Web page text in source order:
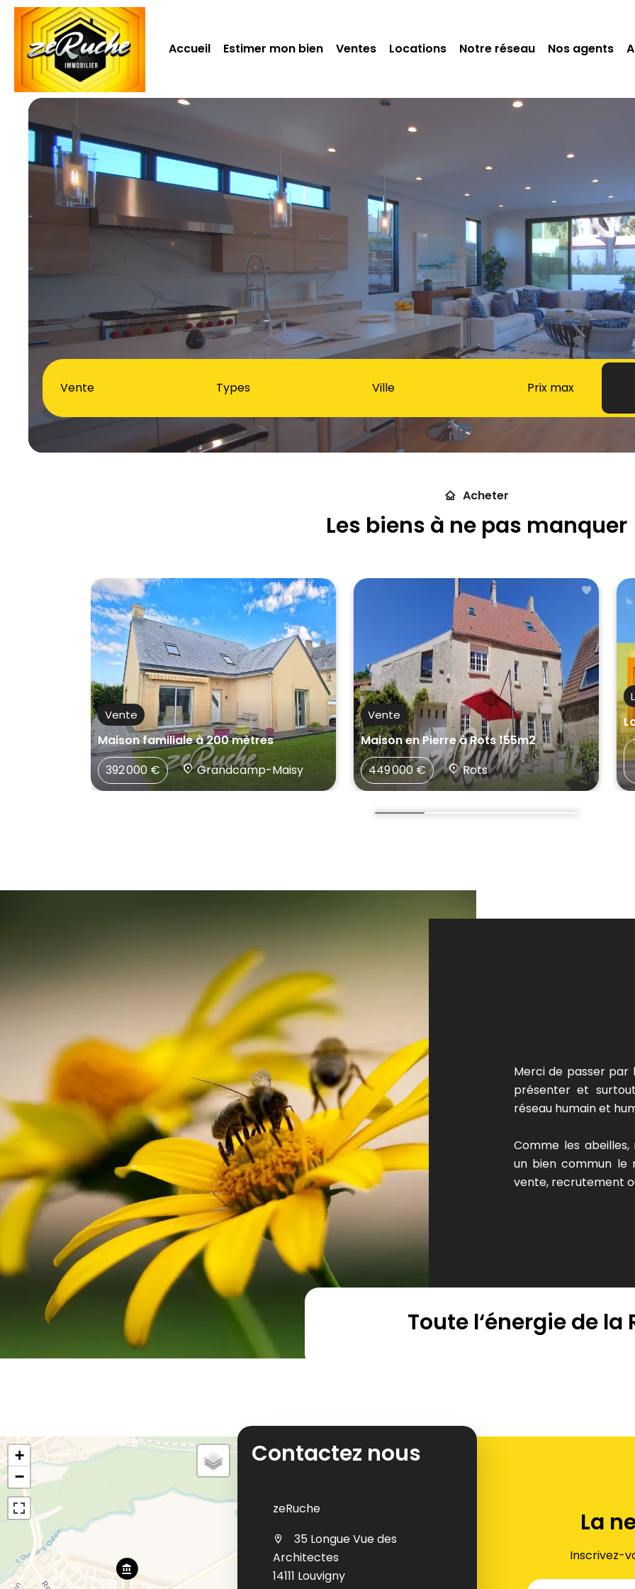
Accueil Estimer mon bien Ventes Locations Notre réseau Nos agents
Vente Types Ville
Acheter
Les biens à ne pas manquer
Vente
Maison familiale à 200 mètres
392 000 €
Grandcamp-Maisy
Vente
Maison en Pierre à Rots 155m2
449 000 €
Rots
Merci de passer par
présenter et
réseau humain et
Comme les
un bien commun le
vente, recrutement
Toute l‘énergie de
+
−
Contactez nous
zeRuche
35 Longue Vue des
Architectes
14111 Louvigny
La
Inscrivez-